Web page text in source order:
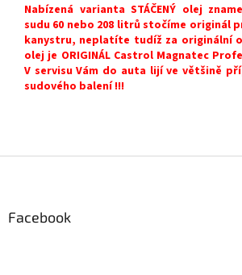
Nabízená varianta STÁČENÝ olej
sudu 60 nebo 208 litrů stočíme originál
kanystru, neplatíte tudíž za originální
olej je ORIGINÁL Castrol Magnatec
V servisu Vám do auta lijí ve většině
sudového balení !!!
Facebook